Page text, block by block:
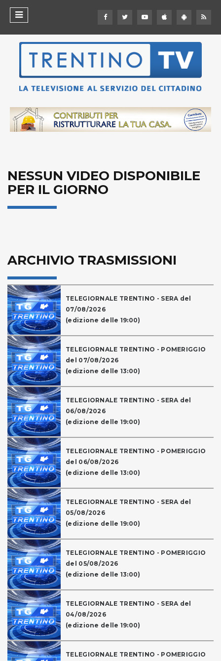
NESSUN VIDEO DISPONIBILE
PER IL GIORNO
ARCHIVIO TRASMISSIONI
TELEGIORNALE TRENTINO - SERA del
07/08/2026
(edizione delle 19:00)
TELEGIORNALE TRENTINO - POMERIGGIO
del 07/08/2026
(edizione delle 13:00)
TELEGIORNALE TRENTINO - SERA del
06/08/2026
(edizione delle 19:00)
TELEGIORNALE TRENTINO - POMERIGGIO
del 06/08/2026
(edizione delle 13:00)
TELEGIORNALE TRENTINO - SERA del
05/08/2026
(edizione delle 19:00)
TELEGIORNALE TRENTINO - POMERIGGIO
del 05/08/2026
(edizione delle 13:00)
TELEGIORNALE TRENTINO - SERA del
04/08/2026
(edizione delle 19:00)
TELEGIORNALE TRENTINO - POMERIGGIO